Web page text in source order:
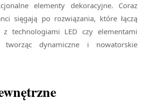
elementy dekoracyjne. Coraz
sięgają po rozwiązania, które łączą
z technologiami LED czy elementami
tworząc dynamiczne i nowatorskie